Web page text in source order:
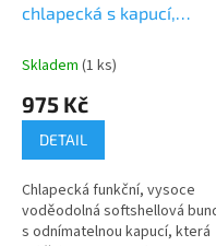
A
chlapecká s kapucí,
Skladem (1 ks)
975 Kč
DETAIL
Chlapecká funkční, vysoce
voděodolná softshellová
s odnímatelnou kapucí, která